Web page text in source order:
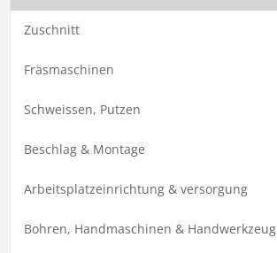
Zuschnitt
Fräsmaschinen
Schweissen, Putzen
Beschlag & Montage
Arbeitsplatzeinrichtung & versorgung
Bohren, Handmaschinen & Handwerkzeug